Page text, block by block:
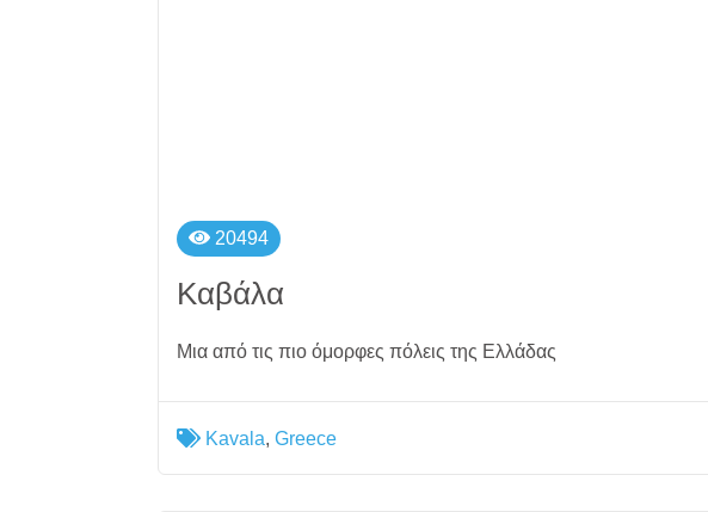
20494
Καβάλα
Μια από τις πιο όμορφες πόλεις της Ελλάδας
Kavala, Greece